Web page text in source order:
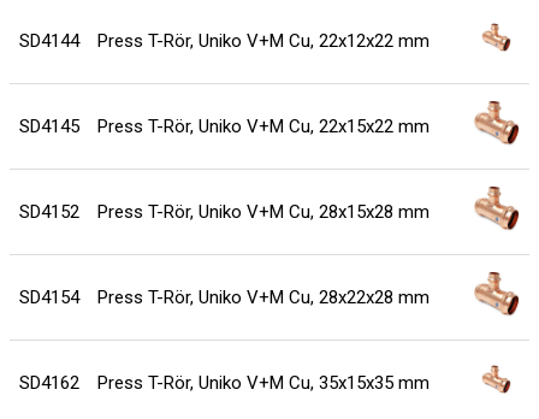
SD4144 Press T-Rör, Uniko V+M Cu, 22x12x22 mm
SD4145 Press T-Rör, Uniko V+M Cu, 22x15x22 mm
SD4152 Press T-Rör, Uniko V+M Cu, 28x15x28 mm
SD4154 Press T-Rör, Uniko V+M Cu, 28x22x28 mm
SD4162 Press T-Rör, Uniko V+M Cu, 35x15x35 mm